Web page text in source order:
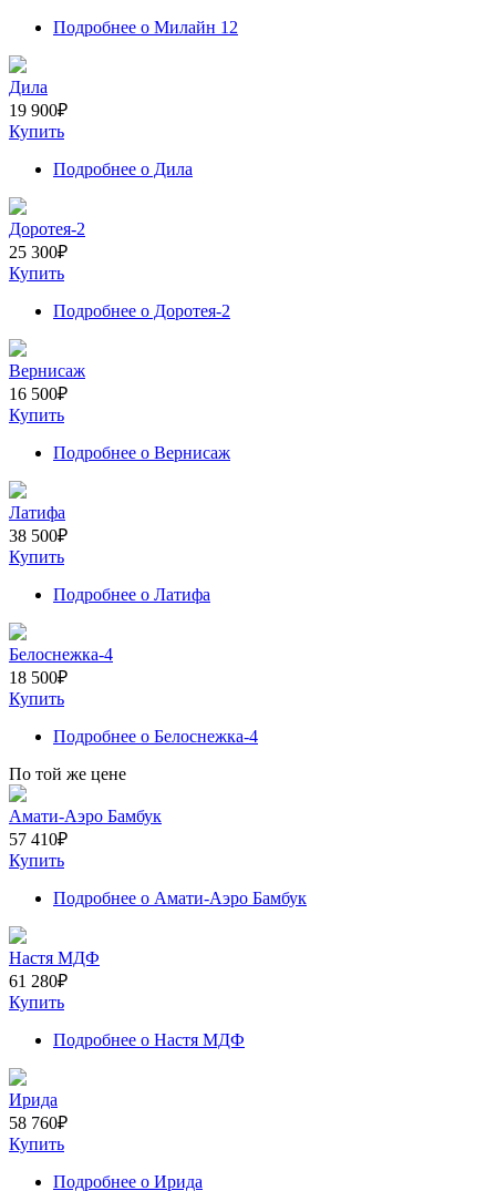
Подробнее о Милайн 12
Дила
19 900₽
Купить
Подробнее о Дила
Доротея-2
25 300₽
Купить
Подробнее о Доротея-2
Вернисаж
16 500₽
Купить
Подробнее о Вернисаж
Латифа
38 500₽
Купить
Подробнее о Латифа
Белоснежка-4
18 500₽
Купить
Подробнее о Белоснежка-4
По той же цене
Амати-Аэро Бамбук
57 410₽
Купить
Подробнее о Амати-Аэро Бамбук
Настя МДФ
61 280₽
Купить
Подробнее о Настя МДФ
Ирида
58 760₽
Купить
Подробнее о Ирида